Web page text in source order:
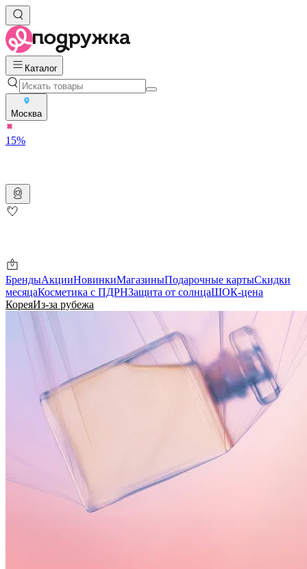
Каталог
Москва
15%
БрендыАкцииНовинкиМагазиныПодарочные картыСкидки
месяцаКосметика с ПДРНЗащита от солнцаШОК-цена
КореяИз-за рубежа